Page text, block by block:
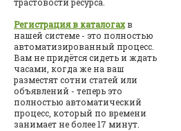
Регистрация в каталогахв
нашей системе - это полностью
автоматизированный процесс.
Вам не придётся сидеть и ждать
часами, когда же на ваш
разместят сотни статей или
объявлений - теперь это
полностью автоматический
процесс, который по времени
занимает не более 17 минут.